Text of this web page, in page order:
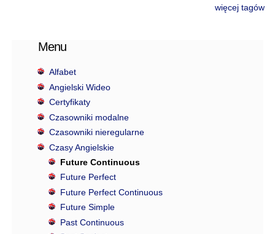
więcej tagów
Menu
Alfabet
Angielski Wideo
Certyfikaty
Czasowniki modalne
Czasowniki nieregularne
Czasy Angielskie
Future Continuous
Future Perfect
Future Perfect Continuous
Future Simple
Past Continuous